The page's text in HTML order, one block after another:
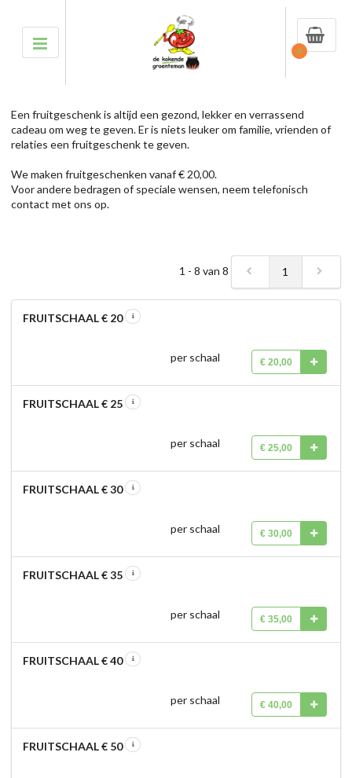
0
Een fruitgeschenk is altijd een gezond, lekker en verrassend
cadeau om weg te geven. Er is niets leuker om familie, vrienden of
relaties een fruitgeschenk te geven.
We maken fruitgeschenken vanaf € 20,00.
Voor andere bedragen of speciale wensen, neem telefonisch
contact met ons op.
1 - 8 van 8 1
FRUITSCHAAL € 20
per schaal € 20,00
FRUITSCHAAL € 25
per schaal € 25,00
FRUITSCHAAL € 30
per schaal € 30,00
FRUITSCHAAL € 35
per schaal € 35,00
FRUITSCHAAL € 40
per schaal € 40,00
FRUITSCHAAL € 50